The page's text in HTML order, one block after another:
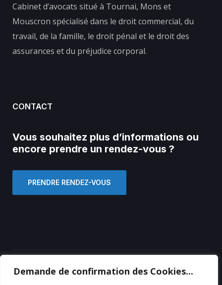
Demande de confirmation des Cookies...
Cabinet d’avocats situé à Tournai, Mons et
Mouscron spécialisé dans le droit commercial, du
travail, de la famille, le droit pénal et le droit des
assurances et du préjudice corporal.
CONTACT
Vous souhaitez plus d’informations ou
encore prendre un rendez-vous ?
PRENDRE RENDEZ-VOUS
Copyright © 2023 crée parWapix.be.Tous droits